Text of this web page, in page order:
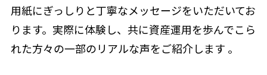
用紙にぎっしりと丁寧なメッセージをいただいてお
ります。実際に体験し、共に資産運用を歩んでこら
れた方々の一部のリアルな声をご紹介します 。